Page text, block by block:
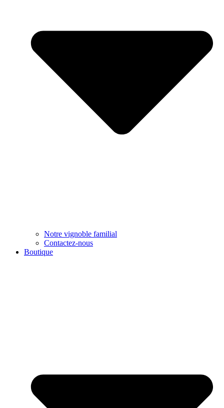
Notre vignoble familial
Contactez-nous
Boutique